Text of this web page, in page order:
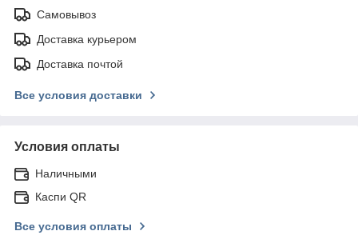
Самовывоз
Доставка курьером
Доставка почтой
Все условия доставки
Условия оплаты
Наличными
Каспи QR
Все условия оплаты